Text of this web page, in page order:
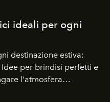
ideali per ogni
destinazione estiva:
per brindisi perfetti e
l'atmosfera